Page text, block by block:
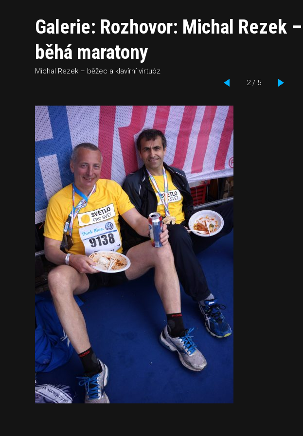
Galerie: Rozhovor: Michal Rezek
běhá maratony
Michal Rezek – běžec a klavírní virtuóz
2 / 5